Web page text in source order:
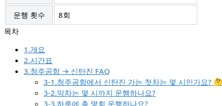
운행 횟수 8회
1.개요
2.시간표
3.청주공항 → 신탄진 FAQ
3-1.청주공항에서 신탄진 가는 첫차는 몇 시인가요?
3-2.막차는 몇 시까지 운행하나요?
3-3.하루에 총 몇회 운행하나요?